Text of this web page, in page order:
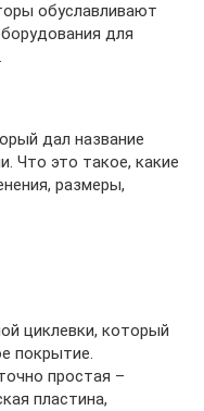
обуславливают
для
дал название
Что это такое, какие
размеры,
циклевки, который
покрытие.
простая –
пластина,